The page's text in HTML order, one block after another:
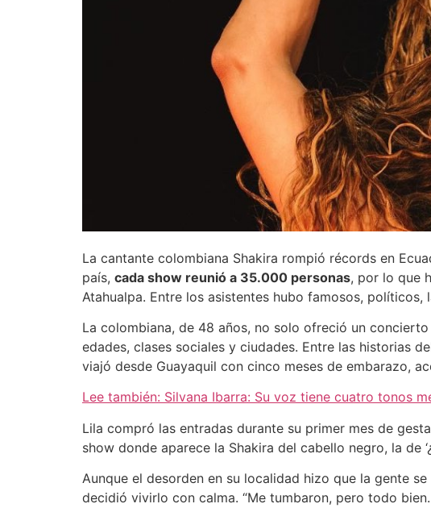
La cantante colombiana Shakira rompió récords en
país, cada show reunió a 35.000 personas, por lo que
Atahualpa. Entre los asistentes hubo famosos,
La colombiana, de 48 años, no solo ofreció un
edades, clases sociales y ciudades. Entre las historias
viajó desde Guayaquil con cinco meses de embarazo,
Lee también: Silvana Ibarra: Su voz tiene cuatro tonos
Lila compró las entradas durante su primer mes de
show donde aparece la Shakira del cabello negro, la de
Aunque el desorden en su localidad hizo que la gente
decidió vivirlo con calma. “Me tumbaron, pero todo